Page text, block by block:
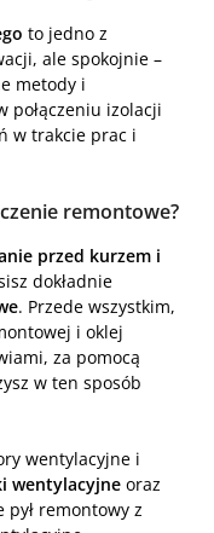
to jedno z
ale spokojnie –
metody i
połączeniu izolacji
w trakcie prac i
remontowe?
przed kurzem i
dokładnie
. Przede wszystkim,
i oklej
za pomocą
w ten sposób
wentylacyjne i
wentylacyjne oraz
pył remontowy z